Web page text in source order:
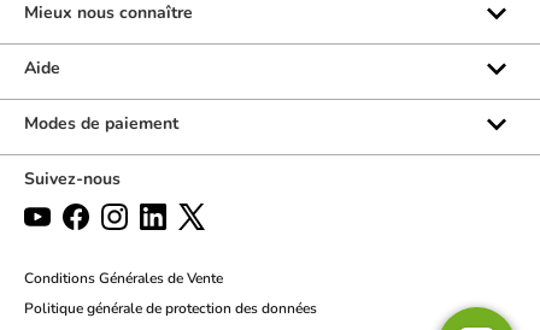
Mieux nous connaître
Qui sommes-nous ?
Les marques
Aide
Rubrique d'aide
Formulaire de contact
Par chat
Politique des retours
Modes de paiement
Suivez-nous
Conditions Générales de Vente
Politique générale de protection des données